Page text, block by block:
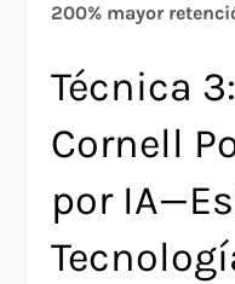
200% mayor
Técnica
Cornell
por